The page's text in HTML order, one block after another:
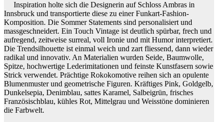
Inspiration holte sich die Designerin auf Schloss Ambras in
Innsbruck und transportierte diese zu einer Funkart-Fashion-
Komposition. Die Sommer Statements sind personalisiert und
massgeschneidert. Ein Touch Vintage ist deutlich spürbar, frech und
aufregend, zeitweise surreal, voll Ironie und mit Humor interpretiert.
Die Trendsilhouette ist einmal weich und zart fliessend, dann wieder
radikal und innovativ. An Materialien wurden Seide, Baumwolle,
Spitze, hochwertige Lederimitationen und feinste Kunstfasern sowie
Strick verwendet. Prächtige Rokokomotive reihen sich an opulente
Blumenmuster und geometrische Figuren. Kräftiges Pink, Goldgelb,
Dunkelsepia, Denimblau, sattes Karamel, Salbeigrün, frisches
Französischblau, kühles Rot, Mittelgrau und Weisstöne dominieren
die Farbwelt.